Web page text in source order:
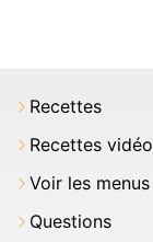
Recettes
Recettes vidéo
Voir les menus
Questions